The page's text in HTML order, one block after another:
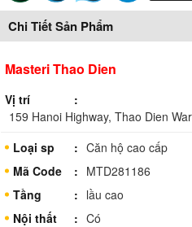
Chi Tiết Sản Phẩm
Masteri Thao Dien
Vị trí
159 Hanoi Highway, Thao Dien
Loại sp
Căn hộ cao cấp
Mã Code
MTD281186
Tầng
lầu cao
Nội thất
Có